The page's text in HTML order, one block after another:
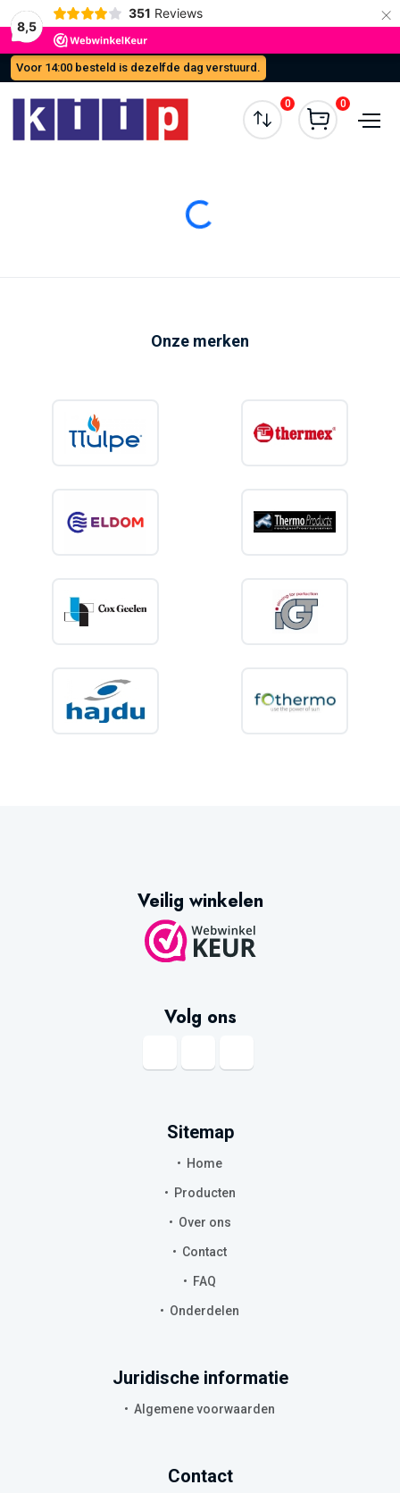
8,5
351 Reviews ×
Voor 14:00 besteld is dezelfde dag verstuurd.
0 0
Loading...
Onze merken
Veilig winkelen
Volg ons
Sitemap
Home
Producten
Over ons
Contact
FAQ
Onderdelen
Juridische informatie
Algemene voorwaarden
Contact